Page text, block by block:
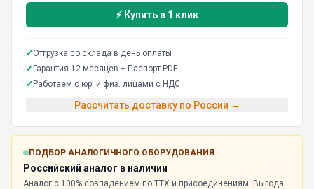
⚡ Купить в 1 клик
✓Отгрузка со склада в день оплаты
✓ Гарантия 12 месяцев + Паспорт PDF
✓ Работаем с юр. и физ. лицами с НДС
Рассчитать доставку по России →
ПОДБОР АНАЛОГИЧНОГО ОБОРУДОВАНИЯ
Российский аналог в наличии
Аналог с 100% совпадением по ТТХ и присоединениям. Выгода